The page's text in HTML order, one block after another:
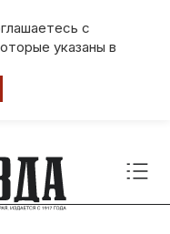
с
указаны в